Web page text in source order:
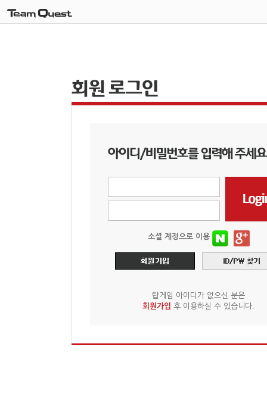
소셜 계정으로 이용
탑게임 아이디가 없으신 분은
회원가입 후 이용하실 수 있습니다.